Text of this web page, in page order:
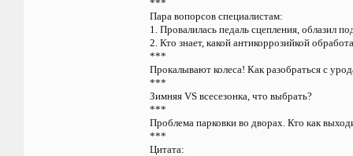
***
Пара вопорсов специалистам:
1. Провалилась педаль сцепления, облазил
2. Кто знает, какой антикоррозийкой
***
Прокалывают колеса! Как разобраться с
***
Зимняя VS всесезонка, что выбрать?
***
Проблема парковки во дворах. Кто как
***
Цитата: